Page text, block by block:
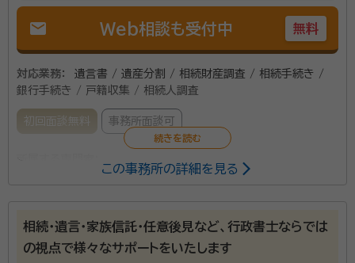
mail Web相談も受付中 無料
対応業務：
遺言書 / 遺産分割 / 相続財産調査 / 相続手続き /
銀行手続き / 戸籍収集 / 相続人調査
初回面談無料 事務所面談可
当事務所では複数の成年後見を受任しており、それに伴
この事務所の詳細を見る
相続・遺言・家族信託・任意後見など、行政書士ならでは
の視点で様々なサポートをいたします